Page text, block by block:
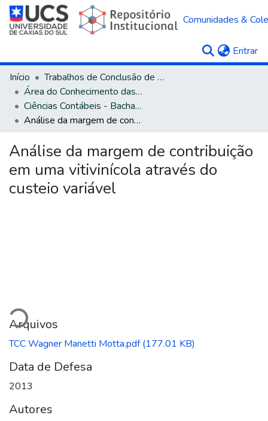
Comunidades &
Entrar
Início
Trabalhos de Conclusão de Curso
Área do Conhecimento das Ciências Sociais Aplicadas
Ciências Contábeis - Bacharelado
Análise da margem de contribuição em uma vitivinícola através do custeio variável
Análise da margem de contribuição
em uma vitivinícola através do
custeio variável
Arquivos
TCC Wagner Manetti Motta.pdf(177.01 KB)
Data de Defesa
2013
Autores